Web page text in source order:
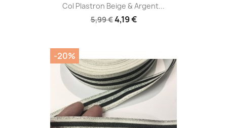
Col Plastron Beige & Argent...
5,99 €4,19 €
-20%